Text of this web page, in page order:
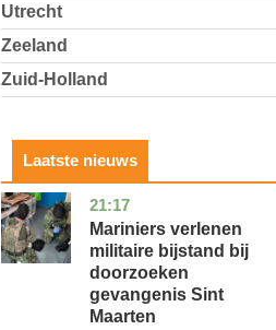
Utrecht
Zeeland
Zuid-Holland
Laatste nieuws
21:17
buitenland
Mariniers verlenen
militaire bijstand bij
doorzoeken
gevangenis Sint
Maarten